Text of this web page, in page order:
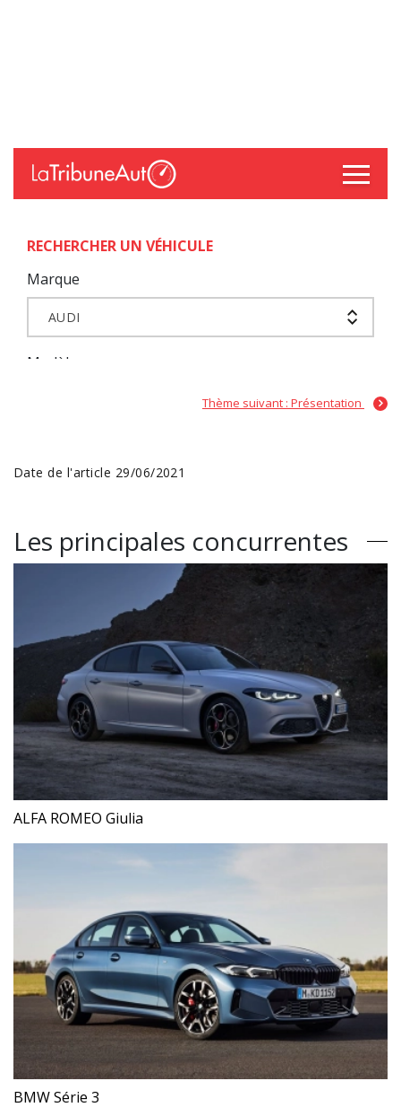
Thème suivant : Présentation
Date de l'article 29/06/2021
Les principales concurrentes
ALFA ROMEO Giulia
BMW Série 3